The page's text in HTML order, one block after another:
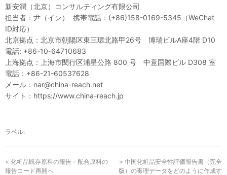
新安潤（北京）コンサルティング有限公司
担当者：尹（イン） 携帯電話：(+86)158-0169-5345（WeChat
ID対応）
北京拠点：北京市朝陽区東三環北路甲26号 博瑞ビルA座4階 D10
電話: +86-10-64710683
上海拠点：上海市閔行区浦星公路 800 号 中意国際ビル D308 室
電話：+86-21-60537628
メール：nar@china-reach.net
サイト：https://www.china-reach.jp
ラベル:
< 化粧品既存原料の報告 – 配合原料の
報告コード再開へ
> 中国化粧品安全性評価報告書（完全
版）の毒理データをどのように作成す